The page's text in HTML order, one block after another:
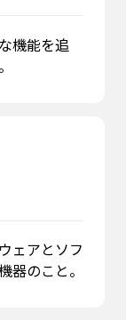
機能を追
ェアとソフ
器のこと。